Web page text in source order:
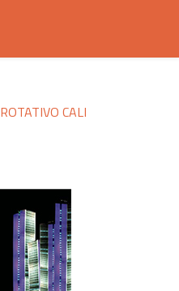
ROTATIVO CALI